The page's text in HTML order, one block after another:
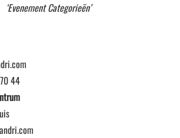
‘Evenement Categorieën’
44